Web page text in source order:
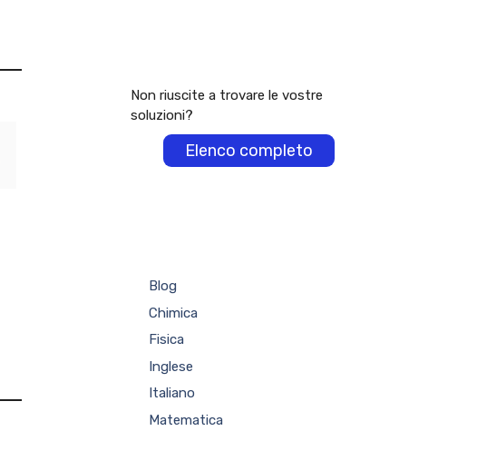
Non riuscite a trovare le vostre
soluzioni?
Elenco completo
Blog
Chimica
Fisica
Inglese
Italiano
Matematica